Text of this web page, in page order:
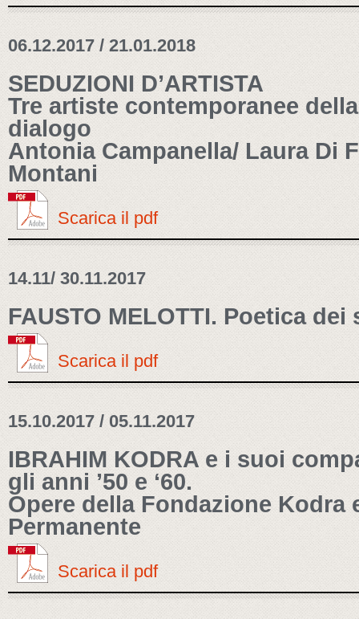
06.12.2017 / 21.01.2018
SEDUZIONI D’ARTISTA
Tre artiste contemporanee
dialogo
Antonia Campanella/ Laura Di
Montani
Scarica il pdf
14.11/ 30.11.2017
FAUSTO MELOTTI. Poetica dei
Scarica il pdf
15.10.2017 / 05.11.2017
IBRAHIM KODRA e i suoi
gli anni ’50 e ‘60.
Opere della Fondazione Kodra
Permanente
Scarica il pdf